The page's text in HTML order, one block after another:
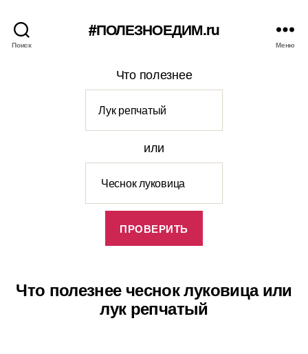
Поиск
#ПОЛЕЗНОЕДИМ.ru
Меню
Что полезнее
или
Что полезнее чеснок луковица или
лук репчатый